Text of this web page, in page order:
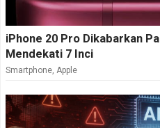
iPhone 20 Pro Dikabarkan
Mendekati 7 Inci
Smartphone Apple